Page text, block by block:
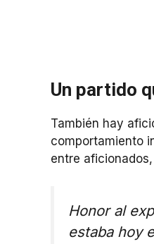
Un partido
También hay
comportamiento
entre
Honor al
estaba hoy